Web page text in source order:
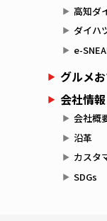
高知ダ
ダイハ
e-
グルメ
会社情報
会社概
沿革
カスタ
SDGs